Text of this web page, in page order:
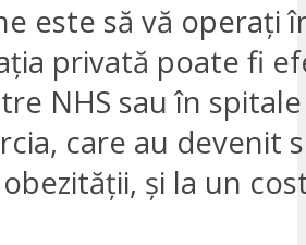
este să vă operați
privată poate fi
NHS sau în
care au devenit
și la un